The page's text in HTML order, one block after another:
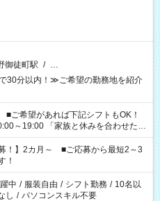
御徒町駅 / …
30分以内！≫ご希望の勤務地を紹介
と休みを合わせた
準備がしたい」 「できれば残業はし
くださいね。 ※Wワーク希望
望する勤務時間と、もう1つのお仕事
間を超える場合は応募できません。
！】2カ月～ ■ご応募から最短2～3
！
中 / 服装自由 / シフト勤務 / 10名以
し / パソコンスキル不要